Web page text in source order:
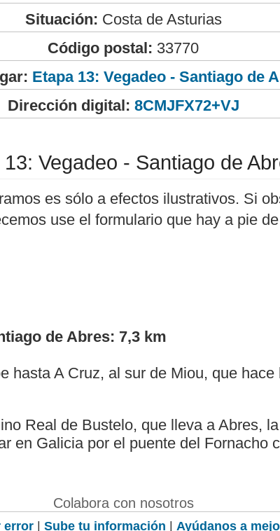
Situación: Costa de Asturias
Código postal: 33770
Etapa 13: Vegadeo - Santiago de
Dirección digital: 8CMJFX72+VJ
13: Vegadeo - Santiago de
es sólo a efectos ilustrativos. Si
use el formulario que hay a pie
de Abres: 7,3 km
hasta A Cruz, al sur de Miou, que
Real de Bustelo, que lleva a Abres,
en Galicia por el puente del Fornacho
Colabora con nosotros
error | Sube tu información | Ayúdanos a